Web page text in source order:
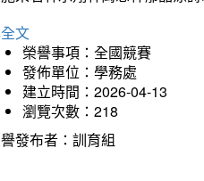
文
榮譽事項：全國競賽
發佈單位：學務處
建立時間：2026-04-13
瀏覽次數：218
發布者：訓育組